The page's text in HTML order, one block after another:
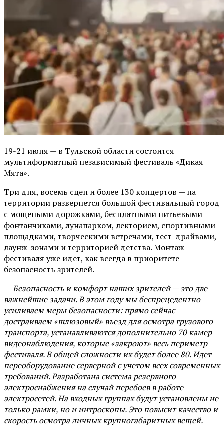
19-21 июня — в Тульской области состоится
мультиформатный независимый фестиваль «Дикая
Мята».
Три дня, восемь сцен и более 130 концертов — на
территории развернется большой фестивальный город
с мощеными дорожками, бесплатными питьевыми
фонтанчиками, лунапарком, лекторием, спортивными
площадками, творческими встречами, тест-драйвами,
лаунж-зонами и территорией детства. Монтаж
фестиваля уже идет, как всегда в приоритете
безопасность зрителей.
— Безопасность и комфорт наших зрителей — это две
важнейшие задачи. В этом году мы беспрецедентно
усиливаем меры безопасности: прямо сейчас
достраиваем «шлюзовый» въезд для осмотра грузового
транспорта, устанавливаются дополнительно 70 камер
видеонаблюдения, которые «закроют» весь периметр
фестиваля. В общей сложности их будет более 80. Идет
переоборудование серверной с учетом всех современных
требований. Разработана система резервного
электроснабжения на случай перебоев в работе
электросетей. На входных группах будут установлены не
только рамки, но и интроскопы. Это повысит качество и
скорость осмотра личных крупногабаритных вещей.